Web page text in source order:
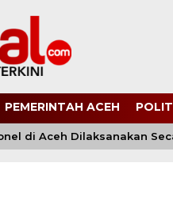
PEMERINTAH ACEH
di Aceh Dilaksanakan